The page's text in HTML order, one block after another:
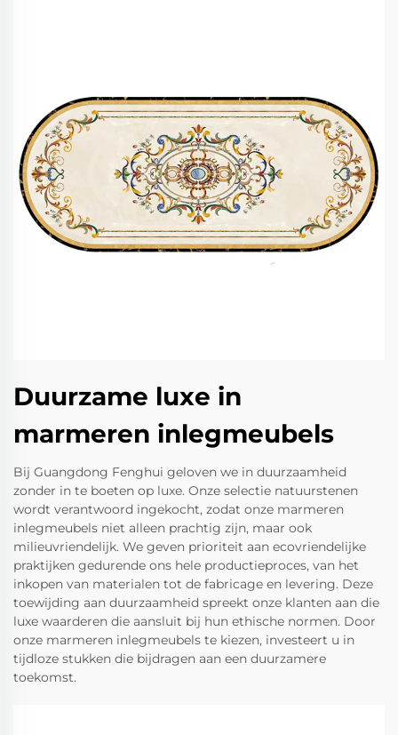
Duurzame luxe in
marmeren inlegmeubels
Bij Guangdong Fenghui geloven we in duurzaamheid
zonder in te boeten op luxe. Onze selectie natuurstenen
wordt verantwoord ingekocht, zodat onze marmeren
inlegmeubels niet alleen prachtig zijn, maar ook
milieuvriendelijk. We geven prioriteit aan ecovriendelijke
praktijken gedurende ons hele productieproces, van het
inkopen van materialen tot de fabricage en levering. Deze
toewijding aan duurzaamheid spreekt onze klanten aan die
luxe waarderen die aansluit bij hun ethische normen. Door
onze marmeren inlegmeubels te kiezen, investeert u in
tijdloze stukken die bijdragen aan een duurzamere
toekomst.